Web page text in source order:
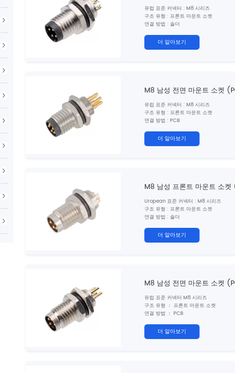
유럽 ​​표준 커넥터 : M8 시리즈
구조 유형 : 프론트 마운트 소켓
연결 방법 : 솔더
연락처 번호 : 3, 4 ,5, 6,8 핀
케이블 재료 : 단일 와이어
더 알아보기
M8 남성 전면 마운트 소켓
유럽 ​​표준 커넥터 : M8 시리즈
구조 유형 : 프론트 마운트 소켓
연결 방법 : PCB
연락처 번호 : 3, 4 ,5, 6,8 핀
차폐 : 아니요
더 알아보기
M8 남성 프론트 마운트 소
Uropean 표준 커넥터 : M8 시리즈
구조 유형 : 프론트 마운트 소켓
연결 방법 : 솔더
연락처 번호 : 3, 4 ,5, 6,8 핀
케이블 재료 : 단일 와이어
더 알아보기
M8 남성 전면 마운트 소켓
유럽 ​​표준 커넥터 M8 시리즈
구조 유형 ： 프론트 마운트 소켓
연결 방법 ： PCB
연락처 번호 : 3,4,5 핀
차폐 : 아니요
더 알아보기